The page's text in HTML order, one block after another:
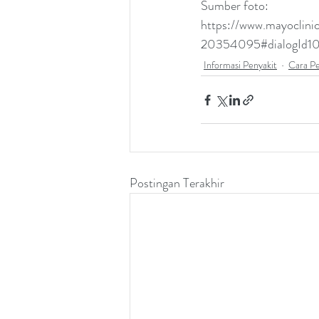
Sumber foto:
https://
Informasi Penyakit Cara
Postingan Terakhir